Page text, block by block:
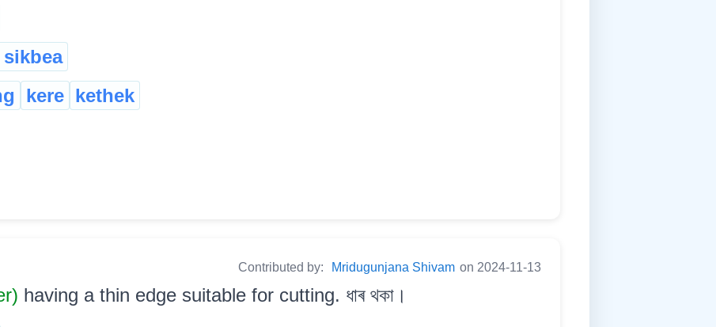
sikbea
kere kethek
Contributed by: Mridugunjana Shivam on 2024-11-13
having a thin edge suitable for cutting. ধাৰ থকা।